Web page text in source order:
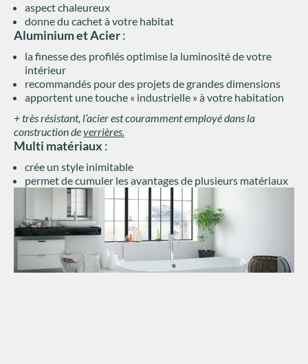
aspect chaleureux
donne du cachet à votre habitat
Aluminium et Acier:
la finesse des profilés optimise la luminosité de votre
intérieur
recommandés pour des projets de grandes dimensions
apportent une touche « industrielle » à votre habitation
+ très résistant, l’acier est couramment employé dans la
construction deverrières.
Multi matériaux :
crée un style inimitable
permet de cumuler les avantages de plusieurs matériaux